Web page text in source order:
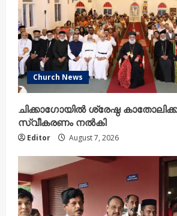
Church News
ചിക്കാഗോയിൽ ശ്രേഷ്ഠ
സ്വീകരണം നൽകി
Editor August 7, 2026